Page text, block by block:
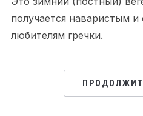
получается наваристым
любителям гречки.